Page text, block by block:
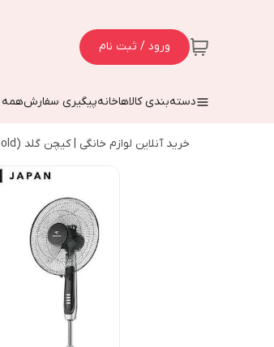
ورود / ثبت نام
دسته‌بندی کالاهاخانهپیگیری سفارشهمه
خرید آنلاین لوازم خانگی | کیچن گلد (Kitchen Gold)